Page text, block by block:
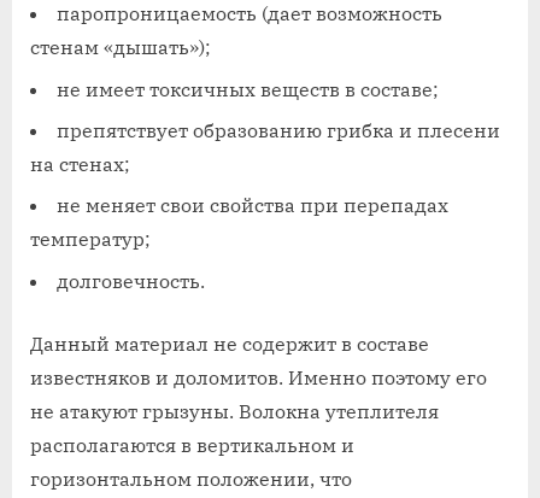
паропроницаемость (дает возможность
стенам «дышать»);
не имеет токсичных веществ в составе;
препятствует образованию грибка и плесени
на стенах;
не меняет свои свойства при перепадах
температур;
долговечность.
Данный материал не содержит в составе
известняков и доломитов. Именно поэтому его
не атакуют грызуны. Волокна утеплителя
располагаются в вертикальном и
горизонтальном положении, что